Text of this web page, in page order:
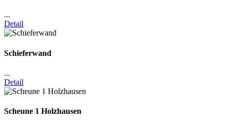
...
Detail
Schieferwand
...
Detail
Scheune 1 Holzhausen